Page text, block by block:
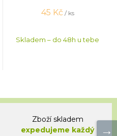
45 Kč / ks
Skladem – do 48h u tebe
Zboží skladem
expedujeme každý